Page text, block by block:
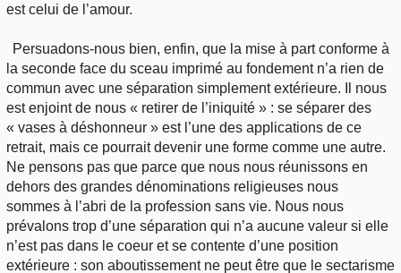
est celui de l’amour.
Persuadons-nous bien, enfin, que la mise à part conforme à
la seconde face du sceau imprimé au fondement n’a rien de
commun avec une séparation simplement extérieure. Il nous
est enjoint de nous « retirer de l’iniquité » : se séparer des
« vases à déshonneur » est l’une des applications de ce
retrait, mais ce pourrait devenir une forme comme une autre.
Ne pensons pas que parce que nous nous réunissons en
dehors des grandes dénominations religieuses nous
sommes à l’abri de la profession sans vie. Nous nous
prévalons trop d’une séparation qui n’a aucune valeur si elle
n’est pas dans le coeur et se contente d’une position
extérieure : son aboutissement ne peut être que le sectarisme